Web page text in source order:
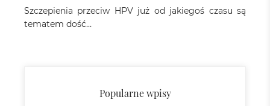
Szczepienia przeciw HPV już od jakiegoś czasu są
tematem dość…
Popularne wpisy